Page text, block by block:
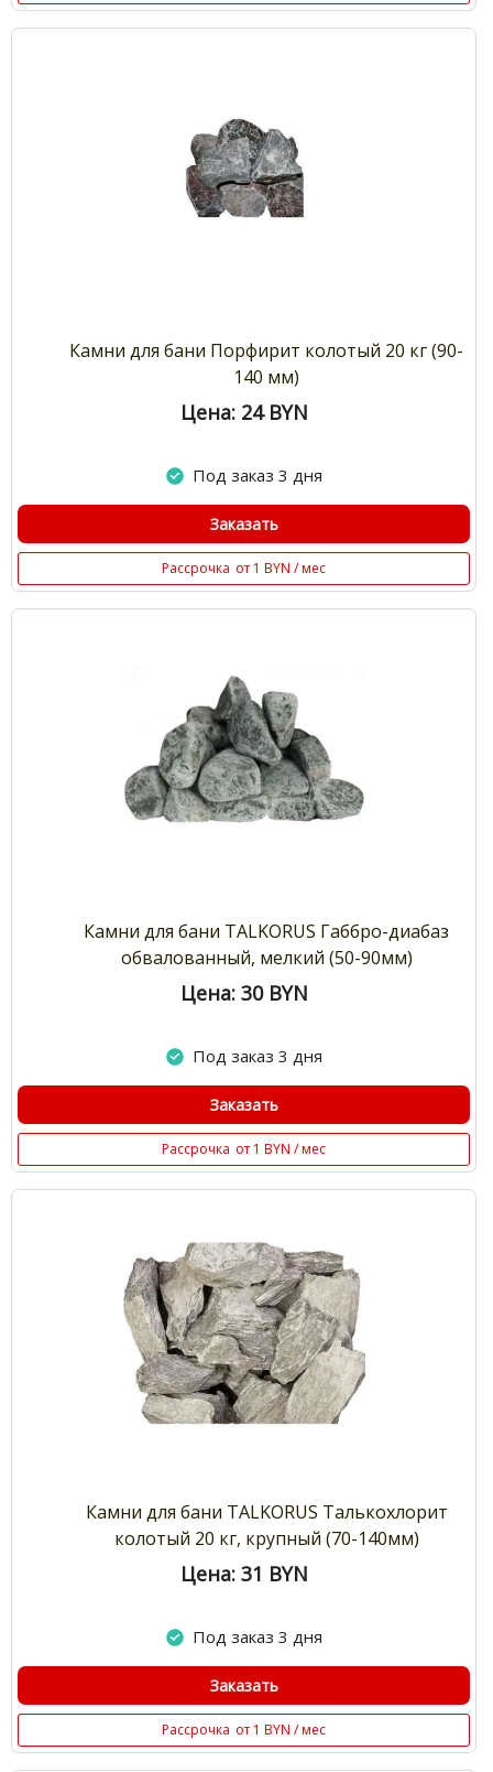
Камни для бани Порфирит колотый 20 кг (90-
140 мм)
Цена: 24 BYN
Под заказ 3 дня
Заказать
Рассрочка от 1 BYN / мес
Камни для бани TALKORUS Габбро-диабаз
обвалованный, мелкий (50-90мм)
Цена: 30 BYN
Под заказ 3 дня
Заказать
Рассрочка от 1 BYN / мес
Камни для бани TALKORUS Талькохлорит
колотый 20 кг, крупный (70-140мм)
Цена: 31 BYN
Под заказ 3 дня
Заказать
Рассрочка от 1 BYN / мес